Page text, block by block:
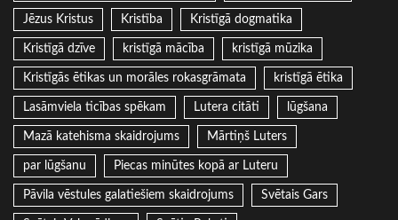
Jēzus Kristus Kristība Kristīgā dogmatika
Kristīgā dzīve kristīgā mācība kristīgā mūzika
Kristīgās ētikas un morāles rokasgrāmata kristīgā ētika
Lasāmviela ticības spēkam Lutera citāti lūgšana
Mazā katehisma skaidrojums Mārtiņš Luters
par lūgšanu Piecas minūtes kopā ar Luteru
Pāvila vēstules galatiešiem skaidrojums Svētais Gars